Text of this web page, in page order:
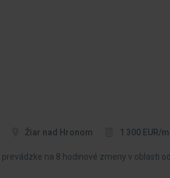
Žiar nad Hronom 1 300 EUR/
na 8 hodinové zmeny v oblasti